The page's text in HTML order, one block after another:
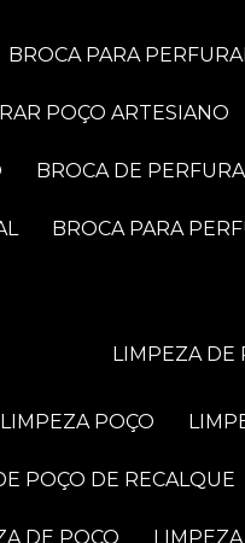
BROCA PARA
POÇO ARTESIANO
BROCA DE
BROCA PARA
LIMPEZA DE
LIMPEZA POÇO
POÇO DE RECALQUE
DE POÇO